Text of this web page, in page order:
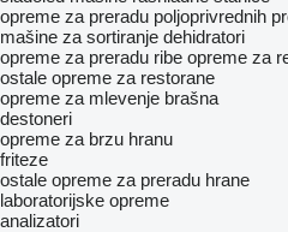
opreme za preradu poljoprivrednih
mašine za sortiranje dehidratori
opreme za preradu ribe opreme za
ostale opreme za restorane
opreme za mlevenje brašna
destoneri
opreme za brzu hranu
friteze
ostale opreme za preradu hrane
laboratorijske opreme
analizatori